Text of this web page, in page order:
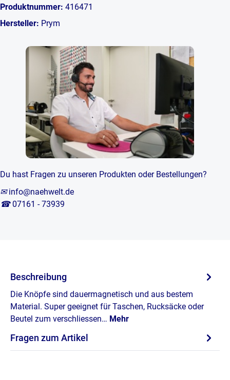
Produktnummer: 416471
Hersteller: Prym
Du hast Fragen zu unseren Produkten oder Bestellungen?
✉ info@naehwelt.de
☎ 07161 - 73939
Beschreibung
Die Knöpfe sind dauermagnetisch und aus bestem
Material. Super geeignet für Taschen, Rucksäcke oder
Beutel zum verschliessen… Mehr
Fragen zum Artikel